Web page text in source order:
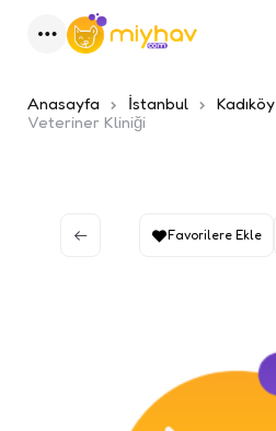
Anasayfa İstanbul Kadıköy
Veteriner Kliniği
Favorilere Ekle